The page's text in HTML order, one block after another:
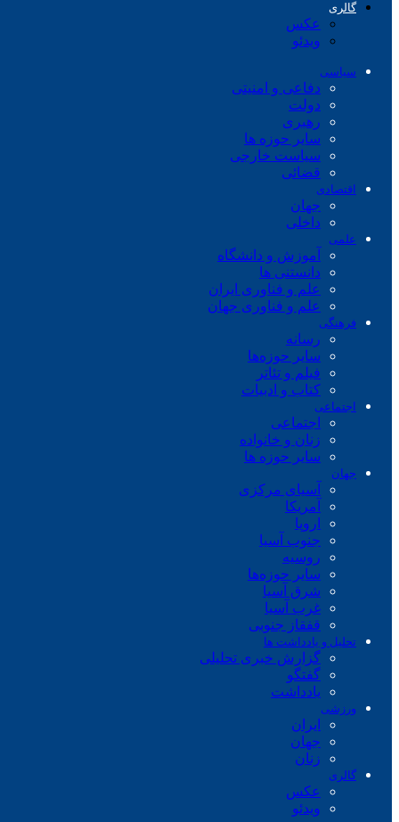
گالری
عکس
ویدئو
سیاسی
دفاعی و امنیتی
دولت
رهبری
سایر حوزه ها
سیاست خارجی
قضائی
اقتصادی
جهان
داخلی
علمی
آموزش و دانشگاه
دانستنی ها
علم و فناوری ایران
علم و فناوری جهان
فرهنگی
رسانه
سایر حوزه‌ها
فیلم و تئاتر
کتاب و ادبیات
اجتماعی
اجتماعی
زنان و خانواده
سایر حوزه ها
جهان
آسیای مرکزی
آمریکا
اروپا
جنوب آسیا
روسیه
سایر حوزه‌ها
شرق آسیا
غرب آسیا
قفقاز جنوبی
تحلیل و یادداشت ها
گزارش خبری تحلیلی
گفتگو
یادداشت
ورزشی
ایران
جهان
زنان
گالری
عکس
ویدئو